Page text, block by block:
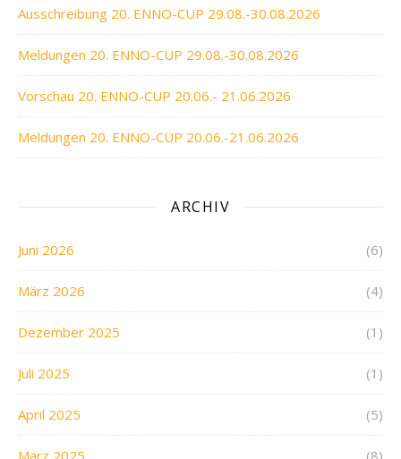
Ausschreibung 20. ENNO-CUP 29.08.-30.08.2026
Meldungen 20. ENNO-CUP 29.08.-30.08.2026
Vorschau 20. ENNO-CUP 20.06.- 21.06.2026
Meldungen 20. ENNO-CUP 20.06.-21.06.2026
ARCHIV
Juni 2026 (6)
März 2026 (4)
Dezember 2025 (1)
Juli 2025 (1)
April 2025 (5)